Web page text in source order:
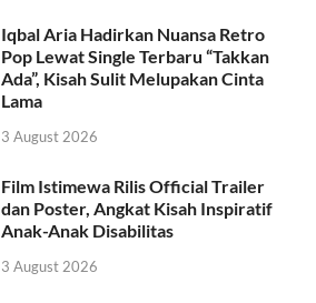
Iqbal Aria Hadirkan Nuansa Retro
Pop Lewat Single Terbaru “Takkan
Ada”, Kisah Sulit Melupakan Cinta
Lama
3 August 2026
Film Istimewa Rilis Official Trailer
dan Poster, Angkat Kisah Inspiratif
Anak-Anak Disabilitas
3 August 2026